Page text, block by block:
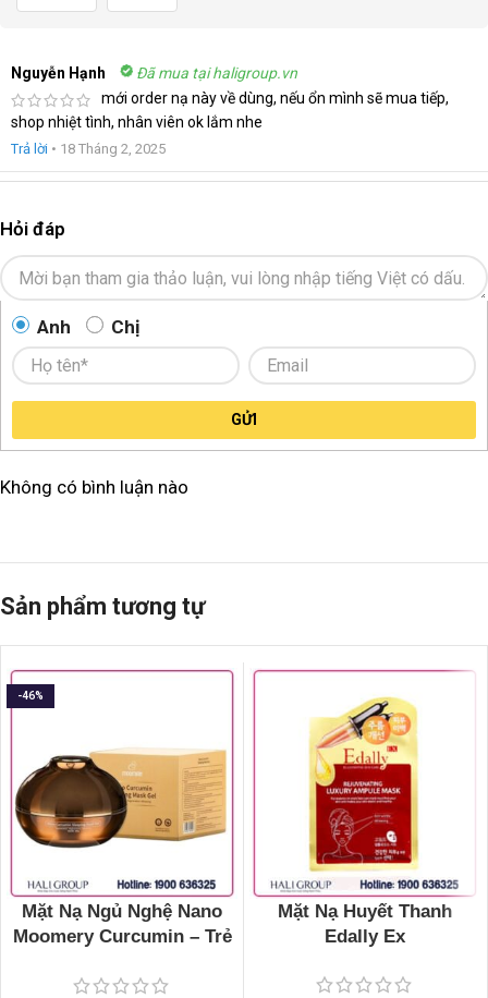
Nguyễn Hạnh
Đã mua tại haligroup.vn
mới order nạ này về dùng, nếu ổn mình sẽ mua tiếp,
shop nhiệt tình, nhân viên ok lắm nhe
Trả lời • 18 Tháng 2, 2025
Hỏi đáp
Anh Chị
GỬI
Không có bình luận nào
Sản phẩm tương tự
-46%
Mặt Nạ Ngủ Nghệ Nano
Moomery Curcumin – Trẻ
Mặt Nạ Huyết Thanh
Edally Ex